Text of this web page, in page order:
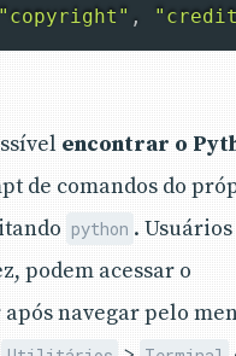
"copyright" ,
encontrar o
de comandos do
python .
podem acessar o
navegar pelo